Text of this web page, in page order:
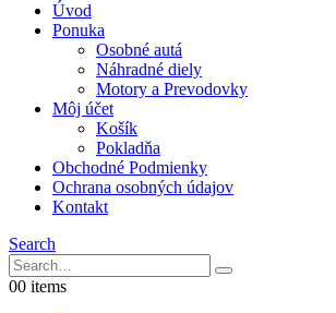
Úvod
Ponuka
Osobné autá
Náhradné diely
Motory a Prevodovky
Môj účet
Košík
Pokladňa
Obchodné Podmienky
Ochrana osobných údajov
Kontakt
Search
00 items